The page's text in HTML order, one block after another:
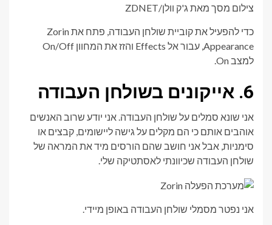
צילום מסך מאת ג'ק וולן/ZDNET
כדי להפעיל את קוביית שולחן העבודה, פתח את Zorin
Appearance, עבור אל Effects והזז את המחוון On/Off
למצב On.
6. אייקונים בשולחן העבודה
אני שונא סמלים על שולחן העבודה. אני יודע שרוב האנשים
אוהבים אותם כי הם מקלים על גישה ליישומים, קבצים או
סימניות, אבל אני חושב שהם הורסים מיד את המראה של
שולחן העבודה שכיוונתי לאסתטיקה שלי.
אני נפטר מסמלי שולחן העבודה באופן מיידי.